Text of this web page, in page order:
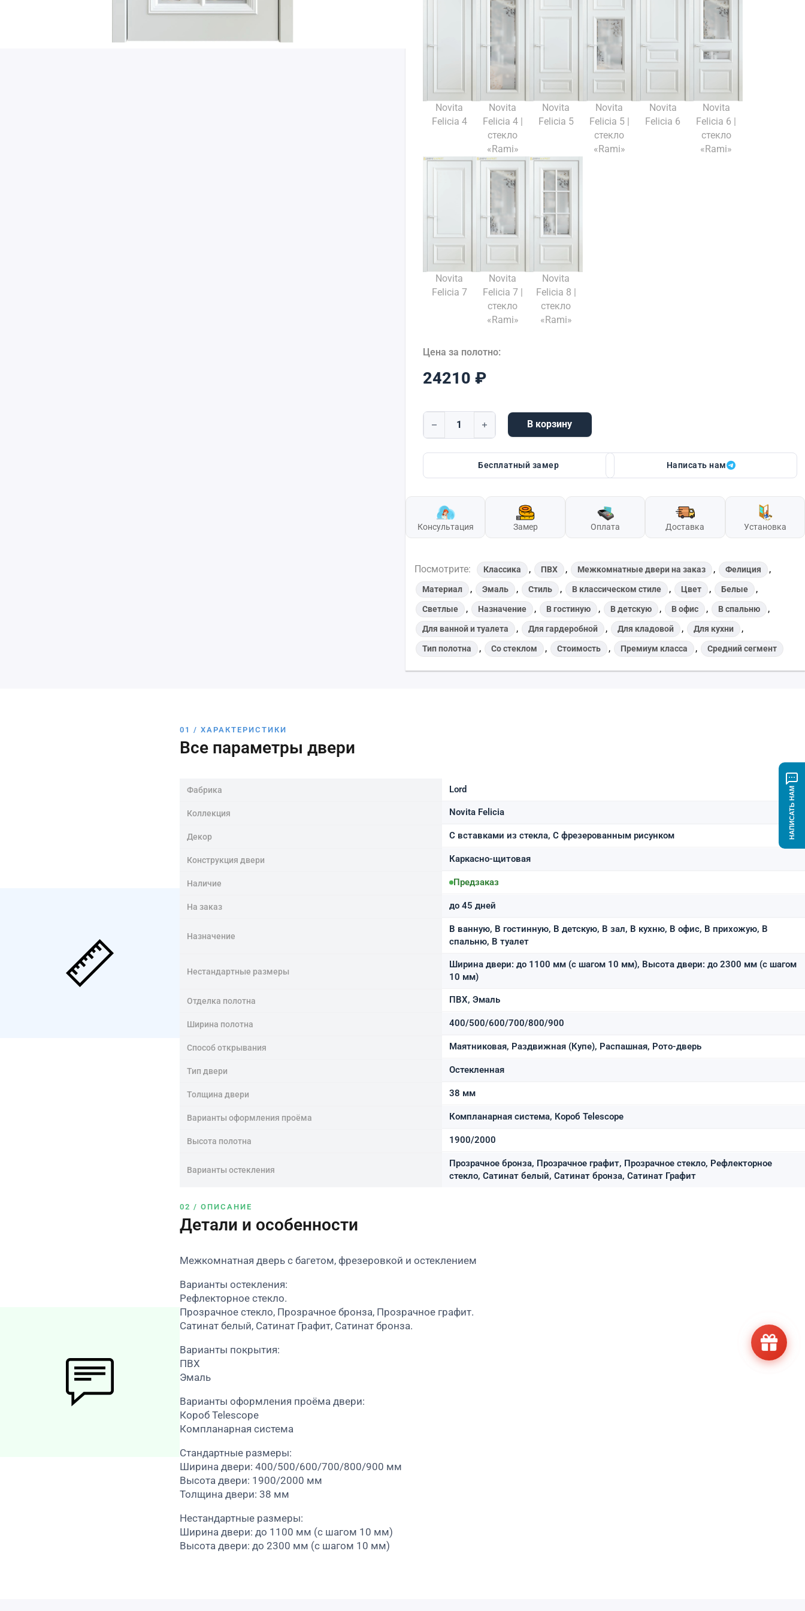
Novita
Felicia 4
Novita
Felicia 4 |
стекло
«Rami»
Novita
Felicia 5
Novita
Felicia 5 |
стекло
«Rami»
Novita
Felicia 6
Novita
Felicia 6 |
стекло
«Rami»
Novita
Felicia 7
Novita
Felicia 7 |
стекло
«Rami»
Novita
Felicia 8 |
стекло
«Rami»
Цена за полотно:
24210 ₽
Количество товара Felicia 9 | стекло «Rami»
В корзину
Бесплатный замер Написать нам
Консультация Замер Оплата Доставка Установка
Посмотрите: Классика , ПВХ , Межкомнатные двери на заказ , Фелиция ,
Материал , Эмаль , Стиль , В классическом стиле , Цвет , Белые ,
Светлые , Назначение , В гостиную , В детскую , В офис , В спальню ,
Для ванной и туалета , Для гардеробной , Для кладовой , Для кухни ,
Тип полотна , Со стеклом , Стоимость , Премиум класса , Средний сегмент
01 / ХАРАКТЕРИСТИКИ
Все параметры двери
Фабрика Lord
Коллекция Novita Felicia
Декор С вставками из стекла, С фрезерованным рисунком
Конструкция двери Каркасно-щитовая
Наличие Предзаказ
На заказ до 45 дней
Назначение
В ванную, В гостинную, В детскую, В зал, В кухню, В офис, В прихожую, В
спальню, В туалет
Нестандартные размеры
Ширина двери: до 1100 мм (с шагом 10 мм), Высота двери: до 2300 мм (с шагом
10 мм)
Отделка полотна ПВХ, Эмаль
Ширина полотна 400/500/600/700/800/900
Способ открывания Маятниковая, Раздвижная (Купе), Распашная, Рото-дверь
Тип двери Остекленная
Толщина двери 38 мм
Варианты оформления проёма Компланарная система, Короб Telescope
Высота полотна 1900/2000
Варианты остекления
Прозрачное бронза, Прозрачное графит, Прозрачное стекло, Рефлекторное
стекло, Сатинат белый, Сатинат бронза, Сатинат Графит
02 / ОПИСАНИЕ
Детали и особенности
Межкомнатная дверь с багетом, фрезеровкой и остеклением
Варианты остекления:
Рефлекторное стекло.
Прозрачное стекло, Прозрачное бронза, Прозрачное графит.
Сатинат белый, Сатинат Графит, Сатинат бронза.
Варианты покрытия:
ПВХ
Эмаль
Варианты оформления проёма двери:
Короб Telescope
Компланарная система
Стандартные размеры:
Ширина двери: 400/500/600/700/800/900 мм
Высота двери: 1900/2000 мм
Толщина двери: 38 мм
Нестандартные размеры:
Ширина двери: до 1100 мм (с шагом 10 мм)
Высота двери: до 2300 мм (с шагом 10 мм)
НАПИСАТЬ НАМ